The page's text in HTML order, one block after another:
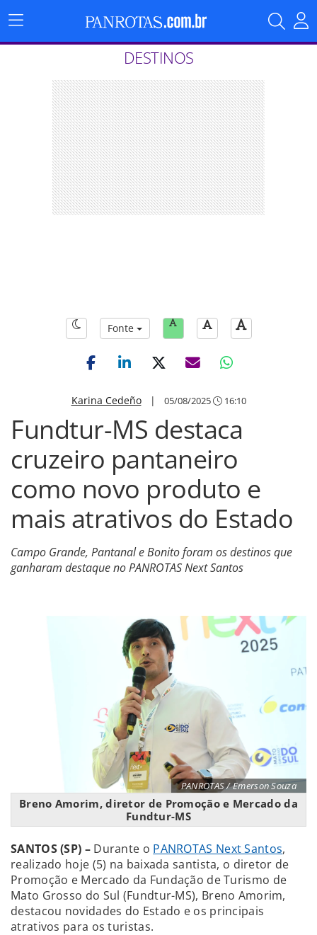
Menu
Principal
DESTINOS
Fonte
Karina Cedeño| 05/08/2025 16:10
Fundtur-MS destaca
cruzeiro pantaneiro
como novo produto e
mais atrativos do Estado
Campo Grande, Pantanal e Bonito foram os destinos que
ganharam destaque no PANROTAS Next Santos
PANROTAS / Emerson Souza
Breno Amorim, diretor de Promoção e Mercado da
Fundtur-MS
SANTOS (SP) –Durante o PANROTAS Next Santos,
realizado hoje (5) na baixada santista, o diretor de
Promoção e Mercado da Fundação de Turismo de
Mato Grosso do Sul (Fundtur-MS), Breno Amorim,
destacou novidades do Estado e os principais
atrativos para os turistas.